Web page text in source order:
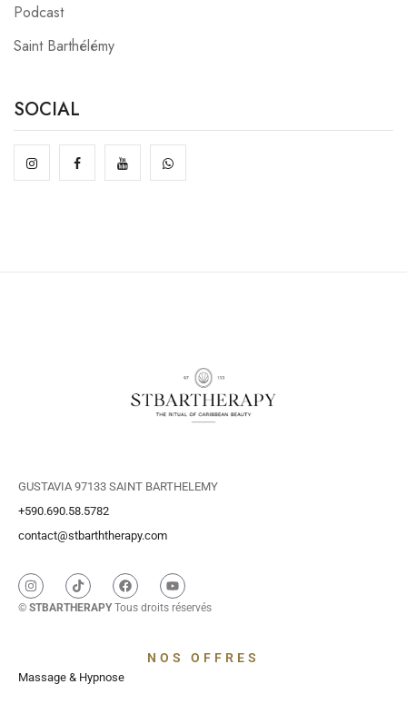
Podcast
Saint Barthélémy
SOCIAL
GUSTAVIA 97133 SAINT BARTHELEMY
+590.690.58.5782
contact@stbarththerapy.com
© STBARTHERAPY Tous droits réservés
NOS OFFRES
Massage & Hypnose